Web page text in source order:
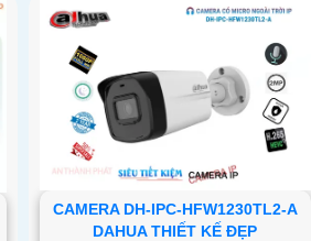
CAMERA DH-IPC-HFW1230TL2-A
DAHUA THIẾT KẾ ĐẸP